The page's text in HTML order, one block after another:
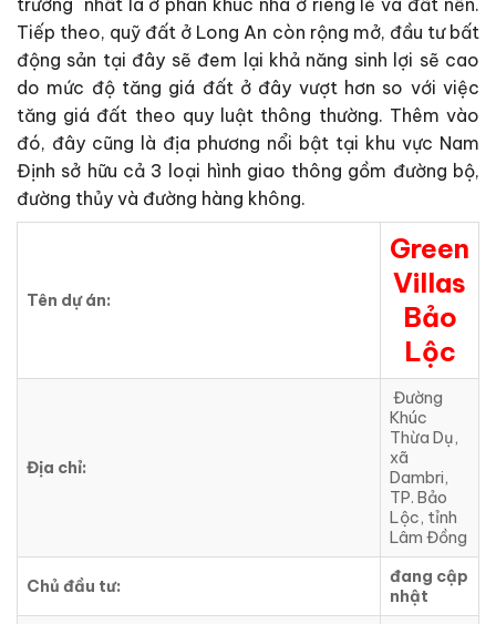
trường nhất là ở phân khúc nhà ở riêng lẻ và đất nền.
Tiếp theo, quỹ đất ở Long An còn rộng mở, đầu tư bất
động sản tại đây sẽ đem lại khả năng sinh lợi sẽ cao
do mức độ tăng giá đất ở đây vượt hơn so với việc
tăng giá đất theo quy luật thông thường. Thêm vào
đó, đây cũng là địa phương nổi bật tại khu vực Nam
Định sở hữu cả 3 loại hình giao thông gồm đường bộ,
đường thủy và đường hàng không.
Tên dự án:
Green
Villas
Bảo
Lộc
Địa chỉ:
Đường
Khúc
Thừa Dụ,
xã
Dambri,
TP. Bảo
Lộc, tỉnh
Lâm Đồng
Chủ đầu tư:
đang cập
nhật